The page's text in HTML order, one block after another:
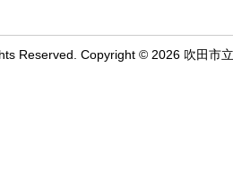
Reserved. Copyright © 2026 吹田市